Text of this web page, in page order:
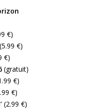
€)
(5.99 €)
€)
(gratuit)
€)
€)
(2.99 €)